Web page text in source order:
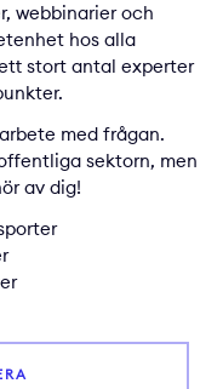
webbinarier och
hos alla
stort antal experter
med frågan.
sektorn, men
av dig!